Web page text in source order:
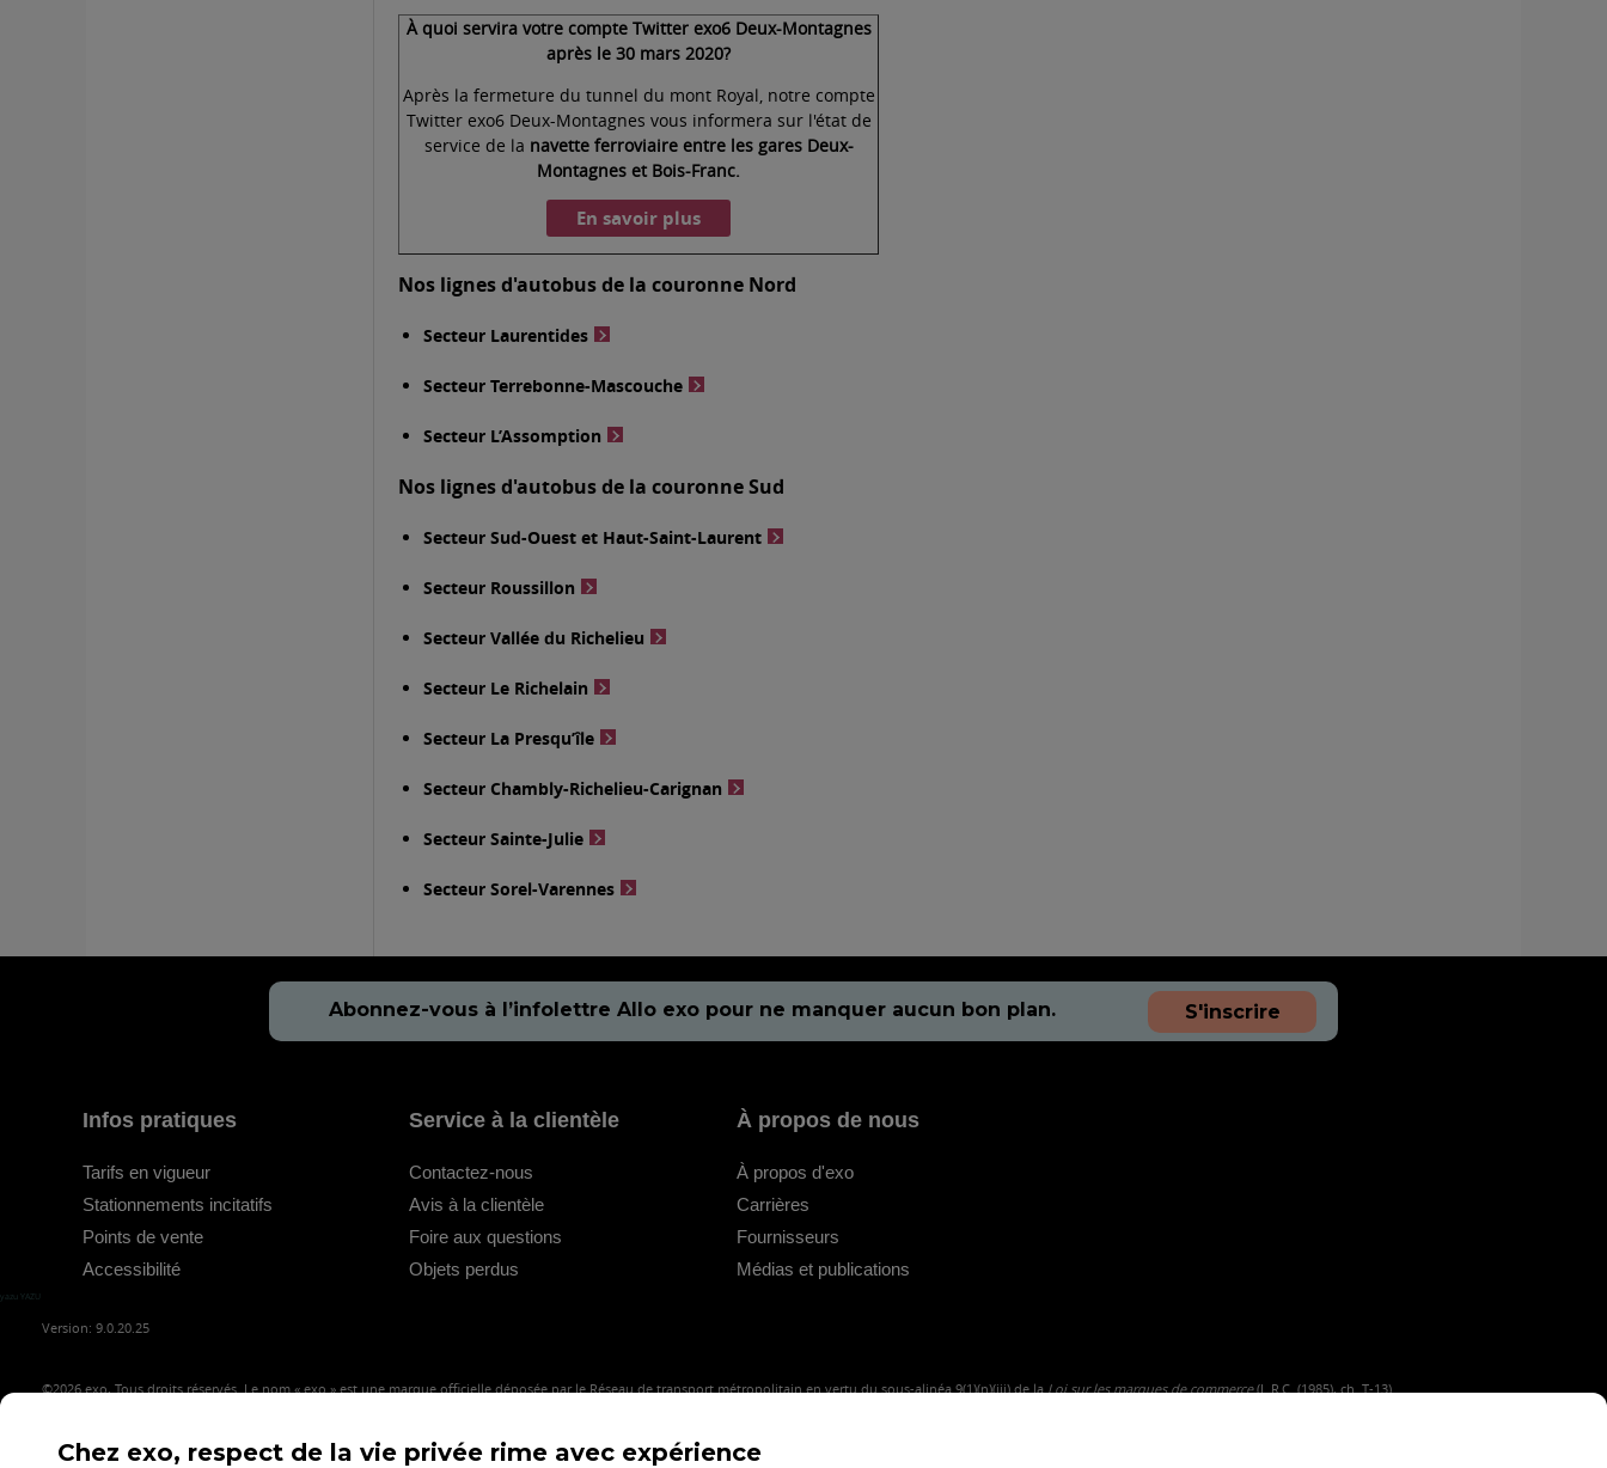
À quoi servira votre compte Twitter exo6 Deux-Montagnes
après le 30 mars 2020?
Après la fermeture du tunnel du mont Royal, notre compte
Twitter exo6 Deux-Montagnes vous informera sur l'état de
service de la navette ferroviaire entre les gares Deux-
Montagnes et Bois-Franc.
En savoir plus
Nos lignes d'autobus de la couronne Nord
Secteur Laurentides
Secteur Terrebonne-Mascouche
Secteur L’Assomption
Nos lignes d'autobus de la couronne Sud
Secteur Sud-Ouest et Haut-Saint-Laurent
Secteur Roussillon
Secteur Vallée du Richelieu
Secteur Le Richelain
Secteur La Presqu’île
Secteur Chambly-Richelieu-Carignan
Secteur Sainte-Julie
Secteur Sorel-Varennes
Abonnez-vous à l’infolettre Allo exo pour ne manquer aucun bon plan. S'inscrire
Infos pratiques
Tarifs en vigueur
Stationnements incitatifs
Points de vente
Accessibilité
Service à la clientèle
Contactez-nous
Avis à la clientèle
Foire aux questions
Objets perdus
À propos de nous
À propos d'exo
Carrières
Fournisseurs
Médias et publications
yazu YAZU
Version: 9.0.20.25
©2026exo, Tous droits réservés. Le nom « exo » est une marque officielle déposée par le Réseau de transport métropolitain en vertu du sous-alinéa 9(1)(n)(iii) de laLoi sur les marques de commerce(L.R.C. (1985), ch. T-13).
Chez exo, respect de la vie privée rime avec expérience